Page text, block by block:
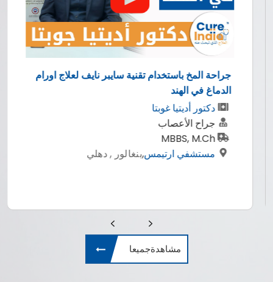
جراحة المخ باستخدام تقنية سايبر نايف لعلاج اورام
الدماغ في الهند
دكتور أديتيا غوبتا
جراح الأعصاب
MBBS, M.Ch
مستشفي ارتيمس,بنغالور , دهلي
مشاهدةجميعا